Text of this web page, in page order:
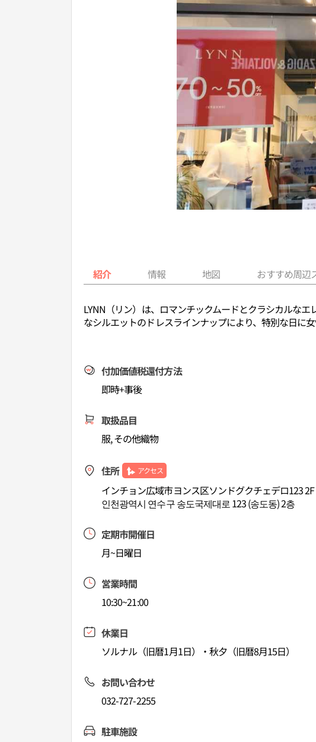
紹介 情報 地図 おすすめ周辺
LYNN（リン）は、ロマンチックムードとクラシカルな
なシルエットのドレスラインナップにより、特別な日に
付加価値税還付方法
即時+事後
取扱品目
服, その他織物
住所 アクセス
インチョン広域市ヨンス区ソンドグクチェデロ123 2F
인천광역시 연수구 송도국제대로 123 (송도동) 2층
定期市開催日
月~日曜日
営業時間
10:30~21:00
休業日
ソルナル（旧暦1月1日）・秋夕（旧暦8月15日）
お問い合わせ
032-727-2255
駐車施設